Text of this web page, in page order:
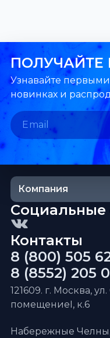
ПОЛУЧАЙТЕ
Узнавайте
новинках и
Компания
Контакты
8 (800) 505
8 (8552) 205
121609. г. Москва,
помещениеI, к.6
Набережные
Социальные